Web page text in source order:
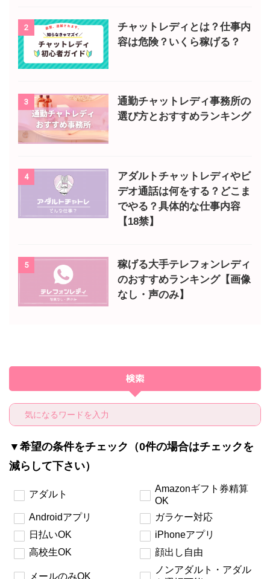
2
チャットレディとは？仕事内
容は危険？いくら稼げる？
3
通勤チャットレディ事務所の
選び方とおすすめランキング
4
アダルトチャットレディやビ
デオ通話は何をする？どこま
でやる？具体的な仕事内容
【18禁】
5
稼げる大手テレフォンレディ
のおすすめランキング【画像
なし・声のみ】
検索
▼希望の条件をチェック（0件の場合はチェックを
減らして下さい）
アダルト
Amazonギフト券精算
OK
Androidアプリ
ガラケー対応
日払いOK
iPhoneアプリ
高校生OK
顔出し自由
メールのみOK
ノンアダルト・アダル